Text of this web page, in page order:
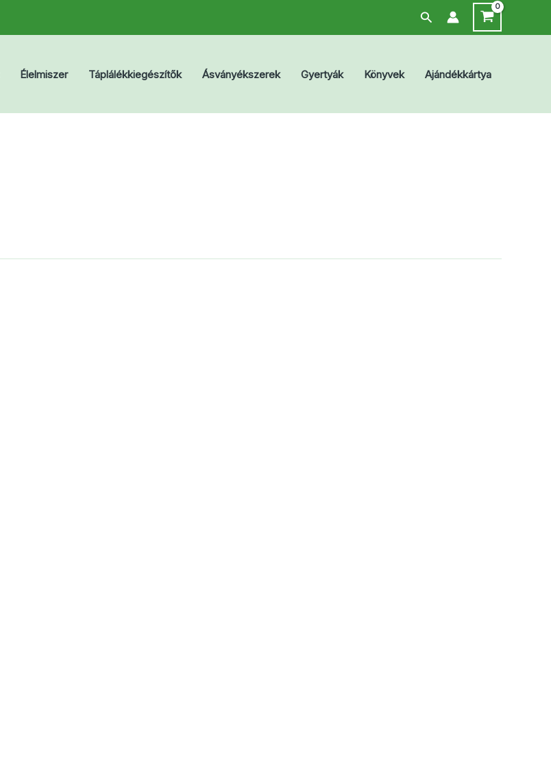
Search
Élelmiszer Táplálékkiegészítők Ásványékszerek Gyertyák Könyvek Ajándékkártya